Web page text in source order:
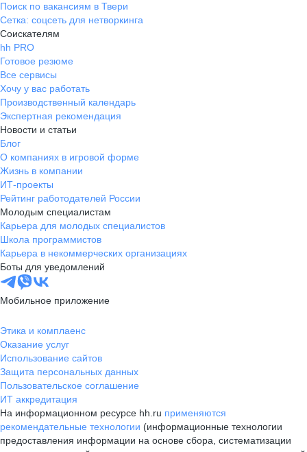
Поиск по вакансиям в Твери
Сетка: соцсеть для нетворкинга
Соискателям
hh PRO
Готовое резюме
Все сервисы
Хочу у вас работать
Производственный календарь
Экспертная рекомендация
Новости и статьи
Блог
О компаниях в игровой форме
Жизнь в компании
ИТ-проекты
Рейтинг работодателей России
Молодым специалистам
Карьера для молодых специалистов
Школа программистов
Карьера в некоммерческих организациях
Боты для уведомлений
Мобильное приложение
Этика и комплаенс
Оказание услуг
Использование сайтов
Защита персональных данных
Пользовательское соглашение
ИТ аккредитация
На информационном ресурсе hh.ru применяются
рекомендательные технологии (информационные технологии
предоставления информации на основе сбора, систематизации